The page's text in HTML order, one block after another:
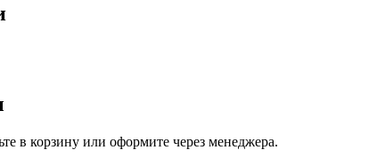
в корзину или оформите через менеджера.